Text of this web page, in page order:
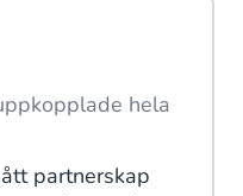
hela
partnerskap